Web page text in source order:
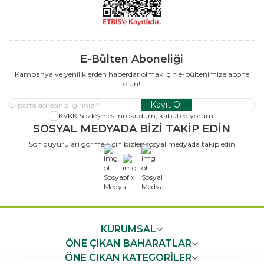
E-Bülten Aboneliği
Kampanya ve yeniliklerden haberdar olmak için e-bültenimize abone
olun!
Kayıt Ol
KVKK Sözleşmesi'ni okudum, kabul ediyorum.
SOSYAL MEDYADA BİZİ TAKİP EDİN
Son duyuruları görmek için bizleri sosyal medyada takip edin
x
KURUMSAL
ÖNE ÇIKAN BAHARATLAR
ÖNE ÇIKAN KATEGORİLER